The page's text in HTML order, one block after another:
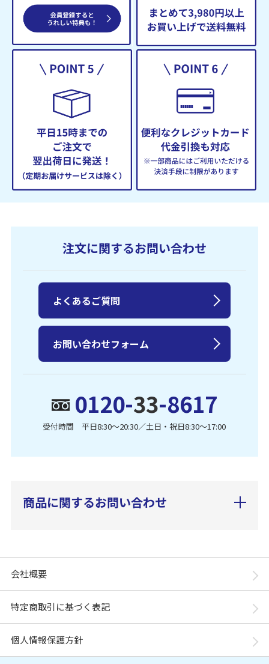
注文に関するお問い合わせ
0120-33-8617
受付時間 平日8:30〜20:30／土日・祝日8:30〜17:00
よくあるご質問
お問い合わせフォーム
商品に関するお問い合わせ
会社概要
特定商取引に基づく表記
個人情報保護方針